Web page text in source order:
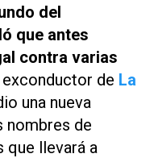
del
que antes
contra varias
exconductor de La
una nueva
nombres de
llevará a